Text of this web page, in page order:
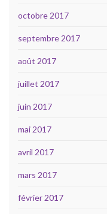
octobre 2017
septembre 2017
août 2017
juillet 2017
juin 2017
mai 2017
avril 2017
mars 2017
février 2017